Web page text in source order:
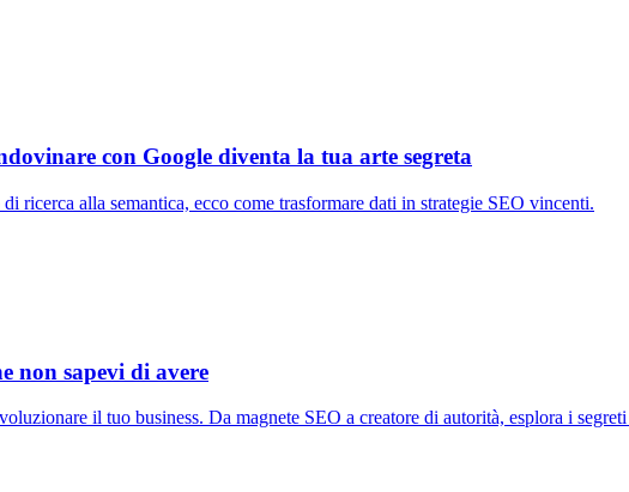
con Google diventa la tua arte segreta
ricerca alla semantica, ecco come trasformare dati in strategie SEO vincenti.
non sapevi di avere
il tuo business. Da magnete SEO a creatore di autorità, esplora i